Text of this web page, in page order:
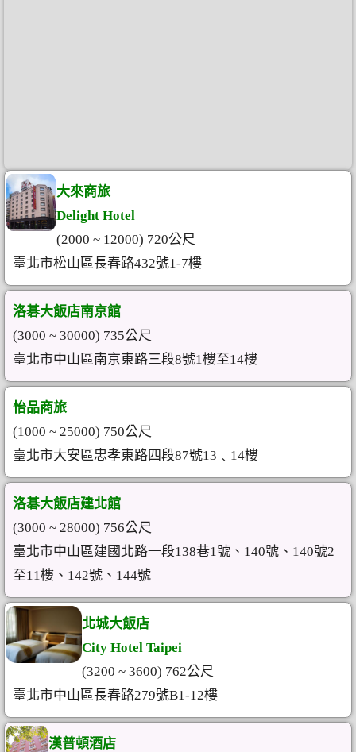
大來商旅
Delight Hotel
(2000 ~ 12000) 720公尺
臺北市松山區長春路432號1-7樓
洛碁大飯店南京館
(3000 ~ 30000) 735公尺
臺北市中山區南京東路三段8號1樓至14樓
怡品商旅
(1000 ~ 25000) 750公尺
臺北市大安區忠孝東路四段87號13﹑14樓
洛碁大飯店建北館
(3000 ~ 28000) 756公尺
臺北市中山區建國北路一段138巷1號、140號、140號2
至11樓、142號、144號
北城大飯店
City Hotel Taipei
(3200 ~ 3600) 762公尺
臺北市中山區長春路279號B1-12樓
漢普頓酒店